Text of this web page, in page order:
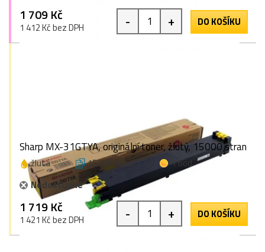
1 709 Kč
1 412 Kč bez DPH - + DO KOŠÍKU
Sharp MX-31GTYA, originální toner, žlutý, 15000 stran
žlutá 15000 stran
1 bod
Nedostupné
1 719 Kč
1 421 Kč bez DPH - + DO KOŠÍKU